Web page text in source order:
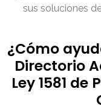
sus soluciones
¿Cómo
Directorio
Ley 1581